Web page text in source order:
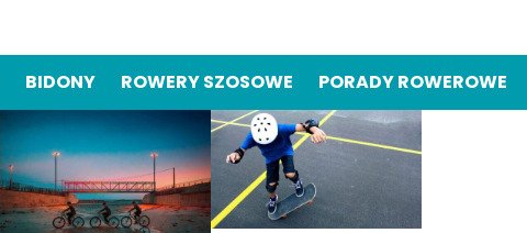
BIDONY ROWERY SZOSOWE PORADY ROWEROWE